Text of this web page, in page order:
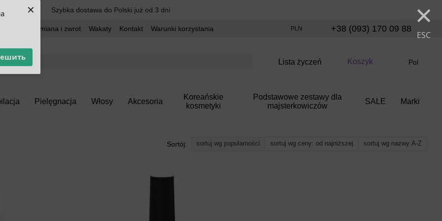
× ×
ESC
Szybka dostawa do Polski już od 3 dni
Wymiana i zwrot Wakaty Kontakt
Warunki korzystania
PLN +38 (093) 170 09 88
Lista życzeń Koszyk Pol
Pielęgnacja Włosy Akcesoria
Koreańskie
kosmetyki
Podstawowe zestawy dla
majsterkowiczów
SALE Marki
Sortój: sortuj wg popularności sortuj wg ceny: od najniższej sortuj wg nazwy A-Z